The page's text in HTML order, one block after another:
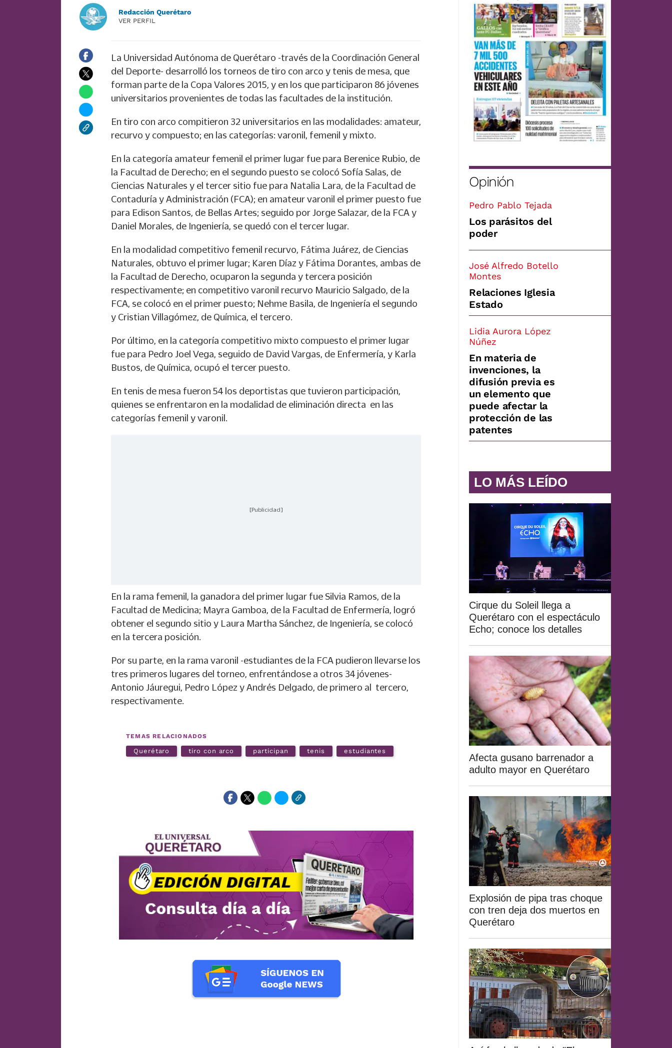
Redacción Querétaro
VER PERFIL
La Universidad Autónoma de Querétaro -través de la Coordinación General
del Deporte- desarrolló los torneos de tiro con arco y tenis de mesa, que
forman parte de la Copa Valores 2015, y en los que participaron 86 jóvenes
universitarios provenientes de todas las facultades de la institución.
En tiro con arco compitieron 32 universitarios en las modalidades: amateur,
recurvo y compuesto; en las categorías: varonil, femenil y mixto.
En la categoría amateur femenil el primer lugar fue para Berenice Rubio, de
la Facultad de Derecho; en el segundo puesto se colocó Sofía Salas, de
Ciencias Naturales y el tercer sitio fue para Natalia Lara, de la Facultad de
Contaduría y Administración (FCA); en amateur varonil el primer puesto fue
para Edison Santos, de Bellas Artes; seguido por Jorge Salazar, de la FCA y
Daniel Morales, de Ingeniería, se quedó con el tercer lugar.
En la modalidad competitivo femenil recurvo, Fátima Juárez, de Ciencias
Naturales, obtuvo el primer lugar; Karen Díaz y Fátima Dorantes, ambas de
la Facultad de Derecho, ocuparon la segunda y tercera posición
respectivamente; en competitivo varonil recurvo Mauricio Salgado, de la
FCA, se colocó en el primer puesto; Nehme Basila, de Ingeniería el segundo
y Cristian Villagómez, de Química, el tercero.
Por último, en la categoría competitivo mixto compuesto el primer lugar
fue para Pedro Joel Vega, seguido de David Vargas, de Enfermería, y Karla
Bustos, de Química, ocupó el tercer puesto.
En tenis de mesa fueron 54 los deportistas que tuvieron participación,
quienes se enfrentaron en la modalidad de eliminación directa en las
categorías femenil y varonil.
[Publicidad]
En la rama femenil, la ganadora del primer lugar fue Silvia Ramos, de la
Facultad de Medicina; Mayra Gamboa, de la Facultad de Enfermería, logró
obtener el segundo sitio y Laura Martha Sánchez, de Ingeniería, se colocó
en la tercera posición.
Por su parte, en la rama varonil -estudiantes de la FCA pudieron llevarse los
tres primeros lugares del torneo, enfrentándose a otros 34 jóvenes-
Antonio Jáuregui, Pedro López y Andrés Delgado, de primero al tercero,
respectivamente.
TEMAS RELACIONADOS
Querétaro tiro con arco participan tenis estudiantes
Opinión
Pedro Pablo Tejada
Los parásitos del
poder
José Alfredo Botello
Montes
Relaciones Iglesia
Estado
Lidia Aurora López
Núñez
En materia de
invenciones, la
difusión previa es
un elemento que
puede afectar la
protección de las
patentes
LO MÁS LEÍDO
Cirque du Soleil llega a
Querétaro con el espectáculo
Echo; conoce los detalles
Afecta gusano barrenador a
adulto mayor en Querétaro
Explosión de pipa tras choque
con tren deja dos muertos en
Querétaro